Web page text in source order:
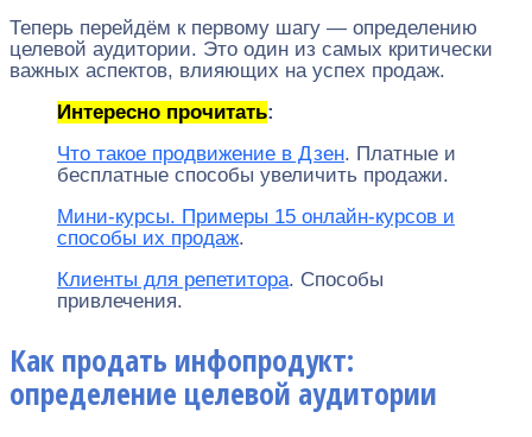
Теперь перейдём к первому шагу — определению
целевой аудитории. Это один из самых критически
важных аспектов, влияющих на успех продаж.
Интересно прочитать:
Что такое продвижение в Дзен. Платные и
бесплатные способы увеличить продажи.
Мини-курсы. Примеры 15 онлайн-курсов и
способы их продаж.
Клиенты для репетитора. Способы
привлечения.
Как продать инфопродукт:
определение целевой аудитории